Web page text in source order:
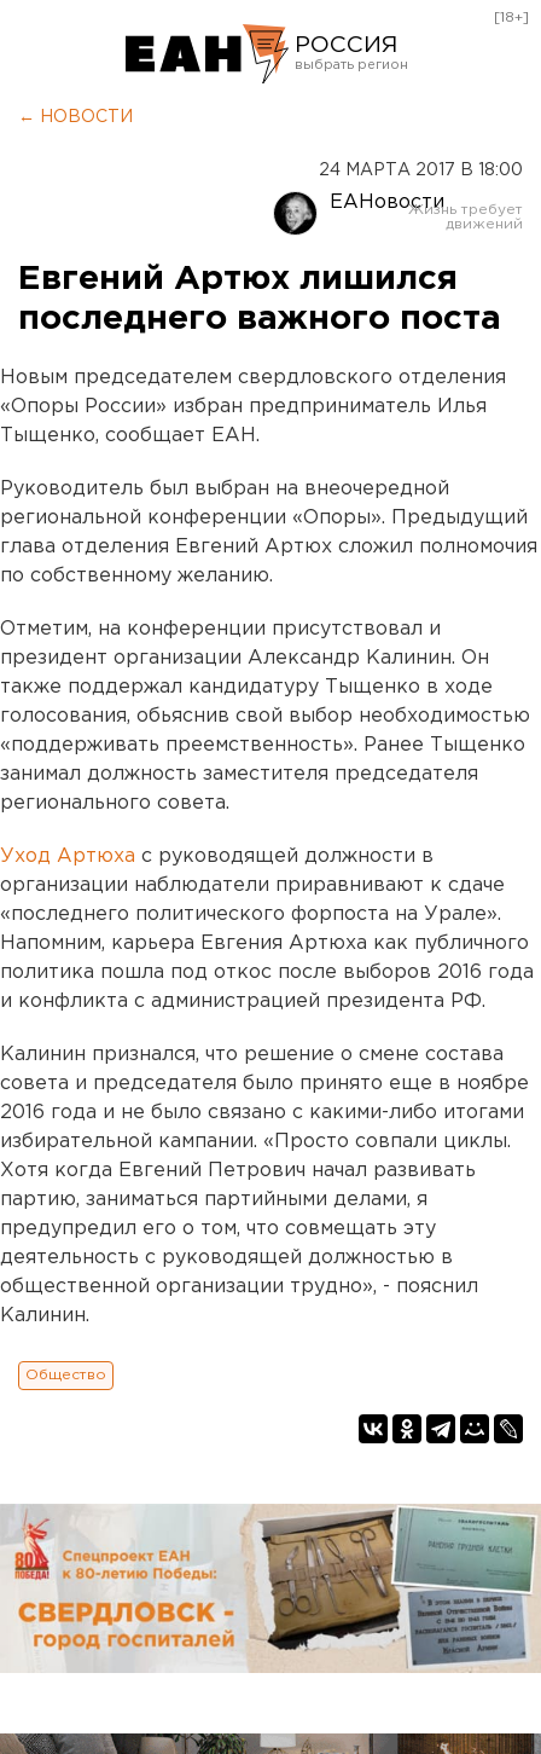
РОССИЯ
Оренбург
[18+]
← НОВОСТИ
24 МАРТА 2017 В 18:00
ЕАНовости
Евгений Артюх лишился
последнего важного поста
Новым председателем свердловского отделения
«Опоры России» избран предприниматель Илья
Тыщенко, сообщает ЕАН.
Руководитель был выбран на внеочередной
региональной конференции «Опоры». Предыдущий
глава отделения Евгений Артюх сложил полномочия
по собственному желанию.
Отметим, на конференции присутствовал и
президент организации Александр Калинин. Он
также поддержал кандидатуру Тыщенко в ходе
голосования, обьяснив свой выбор необходимостью
«поддерживать преемственность». Ранее Тыщенко
занимал должность заместителя председателя
регионального совета.
Уход Артюха с руководящей должности в
организации наблюдатели приравнивают к сдаче
«последнего политического форпоста на Урале».
Напомним, карьера Евгения Артюха как публичного
политика пошла под откос после выборов 2016 года
и конфликта с администрацией президента РФ.
Калинин признался, что решение о смене состава
совета и председателя было принято еще в ноябре
2016 года и не было связано с какими-либо итогами
избирательной кампании. «Просто совпали циклы.
Хотя когда Евгений Петрович начал развивать
партию, заниматься партийными делами, я
предупредил его о том, что совмещать эту
деятельность с руководящей должностью в
общественной организации трудно», - пояснил
Калинин.
Общество